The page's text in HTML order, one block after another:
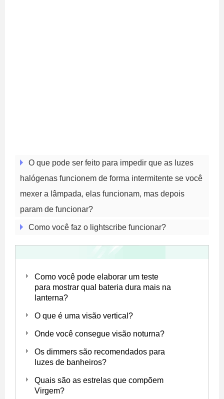
O que pode ser feito para impedir que as luzes
halógenas funcionem de forma intermitente se você
mexer a lâmpada, elas funcionam, mas depois
param de funcionar?
Como você faz o lightscribe funcionar?
Como você pode elaborar um teste
para mostrar qual bateria dura mais na
lanterna?
O que é uma visão vertical?
Onde você consegue visão noturna?
Os dimmers são recomendados para
luzes de banheiros?
Quais são as estrelas que compõem
Virgem?